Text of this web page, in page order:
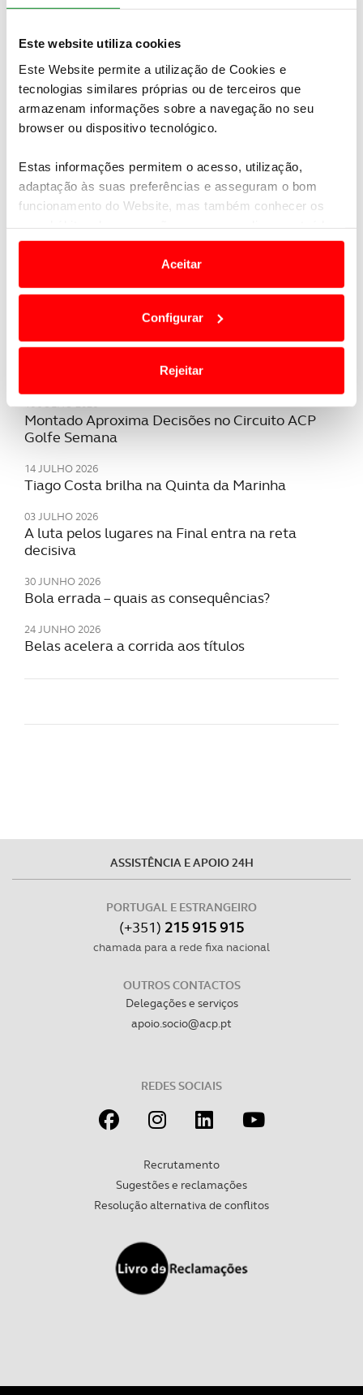
Este website utiliza cookies
Este Website permite a utilização de Cookies e
tecnologias similares próprias ou de terceiros que
armazenam informações sobre a navegação no seu
browser ou dispositivo tecnológico.
Estas informações permitem o acesso, utilização,
adaptação às suas preferências e asseguram o bom
funcionamento do Website, mas também conhecer os
e anúncios de modo a promover produtos e/ou serviços.
Em alguns casos, a utilização destas tecnologias
termos e a todo o tempo as suas preferências e limitando
o acesso a informações durante a navegação no
personalizar conteúdos e anúncios, para lhe proporcionar
funcionalidades de redes sociais, bem como para
Adicionalmente partilhamos informação, relativa à sua
utilização do nosso site de publicidade e de análise, com
parceiros e organizações na UE e em países terceiros.
O ACP garantirá que as transferências internacionais de
dados pessoais serão realizadas apenas com o seu
necessário no contexto dos serviços a prestar.
Aceitar
Configurar
Rejeitar
regulamento geral do clube
JOIN ACP GOLFE
Here you can find all the relevant club
information.
handicaps
Juntos queremos fazer mais e melhor.
A sua opinião é muito importante e ajuda-nos a
16 JULHO 2026
Montado Aproxima Decisões no Circuito ACP
Golfe Semana
14 JULHO 2026
Tiago Costa brilha na Quinta da Marinha
03 JULHO 2026
A luta pelos lugares na Final entra na reta
decisiva
30 JUNHO 2026
Bola errada – quais as consequências?
24 JUNHO 2026
Belas acelera a corrida aos títulos
ASSISTÊNCIA E APOIO 24H
PORTUGAL E ESTRANGEIRO
(+351) 215 915 915
chamada para a rede fixa nacional
OUTROS CONTACTOS
Delegações e serviços
apoio.socio@acp.pt
REDES SOCIAIS
Recrutamento
Sugestões e reclamações
Resolução alternativa de conflitos